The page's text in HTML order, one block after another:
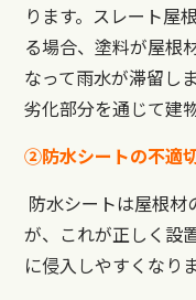
ります。スレート屋
る場合、塗料が屋根
なって雨水が滞留し
劣化部分を通じて建
②防水シートの不適
防水シートは屋根材
が、これが正しく設
に侵入しやすくなりま